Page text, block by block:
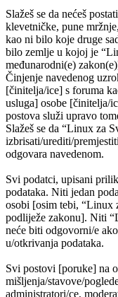
Slažeš se da nećeš
klevetničke, pune
kao ni bilo koje druge
bilo zemlje u kojoj je
međunarodni(e)
Činjenje navedenog
[činitelja/ice] s foruma
usluga] osobe [činitelja/
postova služi upravo
Slažeš se da “Linux za
izbrisati/urediti/
odgovara navedenom.
Svi podatci, upisani
podataka. Niti jedan
osobi [osim tebi, “Linux
podliježe zakonu]. Niti
neće biti odgovorni/e
u/otkrivanja podataka.
Svi postovi [poruke] na
mišljenja/stavove/
administratori/ce,